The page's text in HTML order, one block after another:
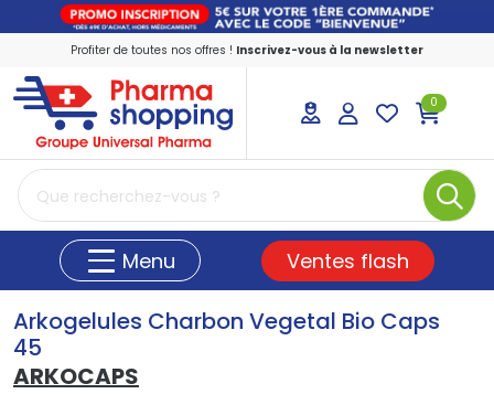
Profiter de toutes nos offres ! Inscrivez-vous à la newsletter
PharmaShopping Votre pharmacie en
0
Menu Ventes flash
Arkogelules Charbon Vegetal Bio Caps
45
ARKOCAPS